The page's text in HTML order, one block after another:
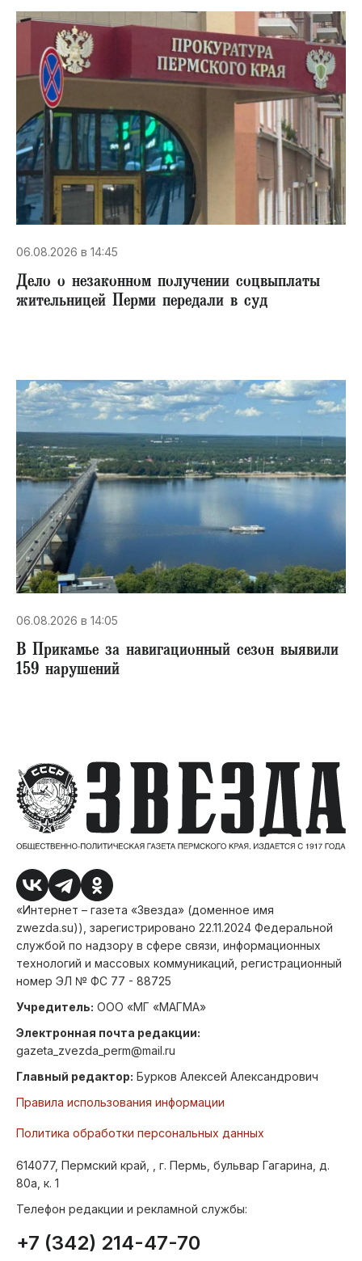
06.08.2026 в 14:45
Дело о незаконном получении соцвыплаты
жительницей Перми передали в суд
06.08.2026 в 14:05
В Прикамье за навигационный сезон выявили
159 нарушений
«Интернет – газета «Звезда» (доменное имя
zwezda.su)), зарегистрировано 22.11.2024 Федеральной
службой по надзору в сфере связи, информационных
технологий и массовых коммуникаций, регистрационный
номер ЭЛ № ФС 77 - 88725
Учредитель: ООО «МГ «МАГМА»
Электронная почта редакции:
gazeta_zvezda_perm@mail.ru
Главный редактор: Бурков Алексей Александрович
Правила использования информации
Политика обработки персональных данных
614077, Пермский край, , г. Пермь, бульвар Гагарина, д.
80а, к. 1
Телефон редакции и рекламной службы:
+7 (342) 214-47-70